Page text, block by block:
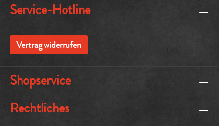
Service-Hotline
Vertrag widerrufen
Shopservice
Rechtliches